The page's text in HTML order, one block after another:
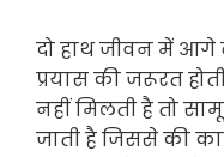
दो हाथ जीवन में
प्रयास की जरूरत
नहीं मिलती है तो
जाती है जिससे की